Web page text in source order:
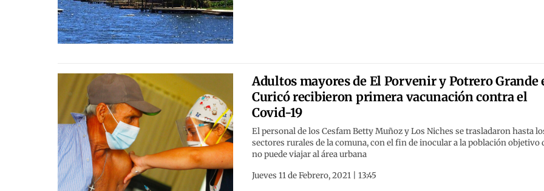
Adultos mayores de El Porvenir y Potrero Grande
Curicó recibieron primera vacunación contra el
Covid-19
El personal de los Cesfam Betty Muñoz y Los Niches se trasladaron hasta
sectores rurales de la comuna, con el fin de inocular a la población objetivo
no puede viajar al área urbana
Jueves 11 de Febrero, 2021 | 13:45